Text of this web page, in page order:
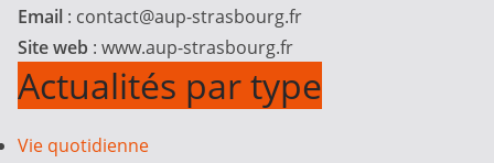
Email : contact@aup-strasbourg.fr
Site web : www.aup-strasbourg.fr
Actualités par type
Vie quotidienne